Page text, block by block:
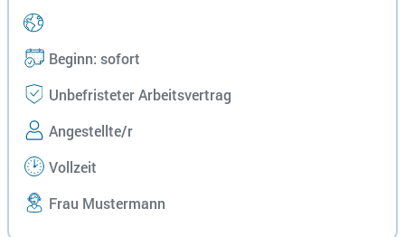
Beginn: sofort
Unbefristeter Arbeitsvertrag
Angestellte/r
Vollzeit
Frau Mustermann